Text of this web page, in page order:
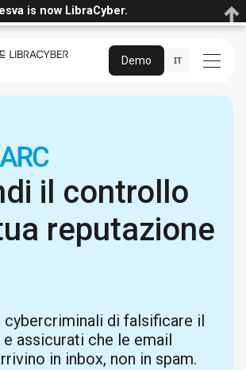
Demo IT
il controllo
reputazione
cybercriminali di falsificare il
assicurati che le email
in inbox, non in spam.
is now LibraCyber.